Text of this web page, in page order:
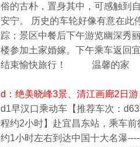
俗的古朴，置身其中，可感触到
安宁。 历史的车轮好像有意在此
踪；景区中餐后下午游览幽深秀
楼参加土家婚嫁。下午乘车返回
结束愉快旅行！ 温馨的家
d：绝美晓峰3景、清江画廊2日游
d1早汉口乘动车【推荐车次：
程约2小时】赴宜昌东站，乘车
约1小时左右到达中国十大名瀑